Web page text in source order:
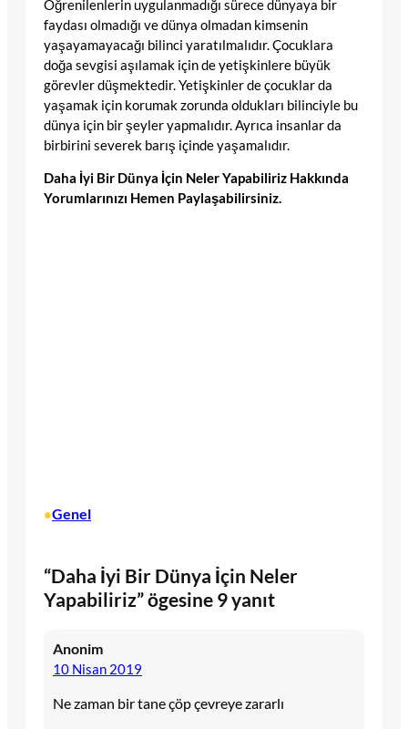
Öğrenilenlerin uygulanmadığı sürece dünyaya bir
faydası olmadığı ve dünya olmadan kimsenin
yaşayamayacağı bilinci yaratılmalıdır. Çocuklara
doğa sevgisi aşılamak için de yetişkinlere büyük
görevler düşmektedir. Yetişkinler de çocuklar da
yaşamak için korumak zorunda oldukları bilinciyle bu
dünya için bir şeyler yapmalıdır. Ayrıca insanlar da
birbirini severek barış içinde yaşamalıdır.
Daha İyi Bir Dünya İçin Neler Yapabiliriz Hakkında
Yorumlarınızı Hemen Paylaşabilirsiniz.
•Genel
“Daha İyi Bir Dünya İçin Neler
Yapabiliriz” ögesine 9 yanıt
Anonim
10 Nisan 2019
Ne zaman bir tane çöp çevreye zararlı